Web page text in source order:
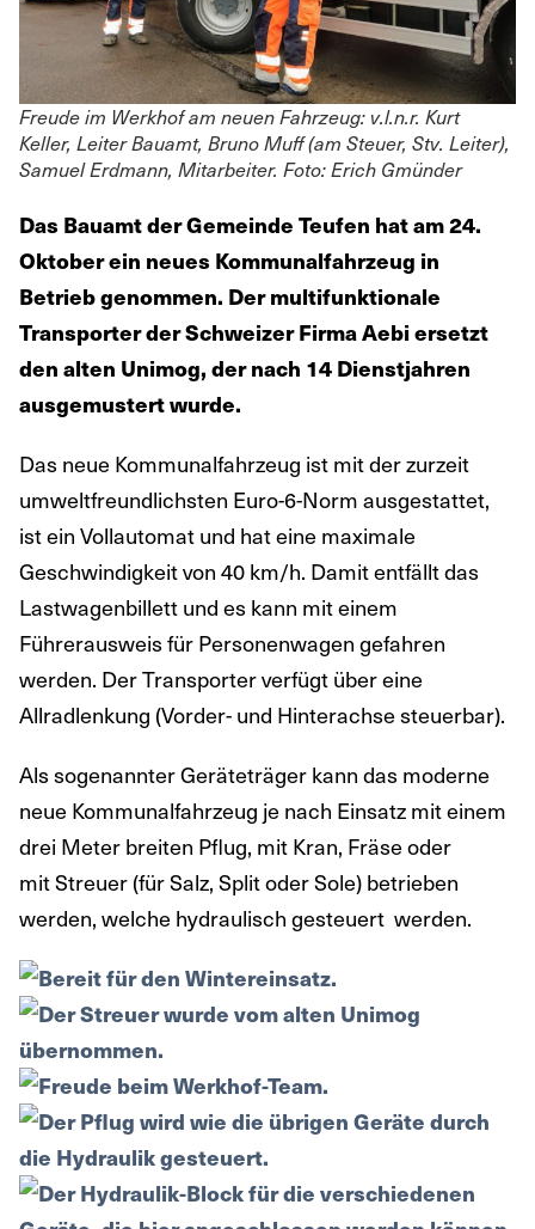
Freude im Werkhof am neuen Fahrzeug: v.l.n.r. Kurt
Keller, Leiter Bauamt, Bruno Muff (am Steuer, Stv. Leiter),
Samuel Erdmann, Mitarbeiter. Foto: Erich Gmünder
Das Bauamt der Gemeinde Teufen hat am 24.
Oktober ein neues Kommunalfahrzeug in
Betrieb genommen. Der multifunktionale
Transporter der Schweizer Firma Aebi ersetzt
den alten Unimog, der nach 14 Dienstjahren
ausgemustert wurde.
Das neue Kommunalfahrzeug ist mit der zurzeit
umweltfreundlichsten Euro-6-Norm ausgestattet,
ist ein Vollautomat und hat eine maximale
Geschwindigkeit von 40 km/h. Damit entfällt das
Lastwagenbillett und es kann mit einem
Führerausweis für Personenwagen gefahren
werden. Der Transporter verfügt über eine
Allradlenkung (Vorder- und Hinterachse steuerbar).
Als sogenannter Geräteträger kann das moderne
neue Kommunalfahrzeug je nach Einsatz mit einem
drei Meter breiten Pflug, mit Kran, Fräse oder
mit Streuer (für Salz, Split oder Sole) betrieben
werden, welche hydraulisch gesteuert werden.